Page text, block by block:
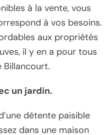
à la vente, vous
à vos besoins.
aux propriétés
il y en a pour tous
Billancourt.
un jardin.
détente paisible
dans une maison